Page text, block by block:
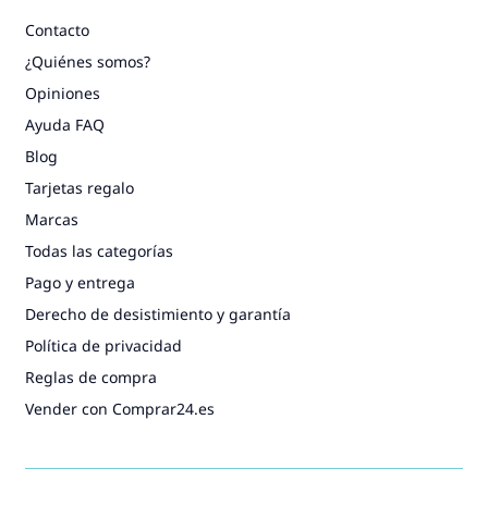
Contacto
¿Quiénes somos?
Opiniones
Ayuda FAQ
Blog
Tarjetas regalo
Marcas
Todas las categorías
Pago y entrega
Derecho de desistimiento y garantía
Política de privacidad
Reglas de compra
Vender con Comprar24.es